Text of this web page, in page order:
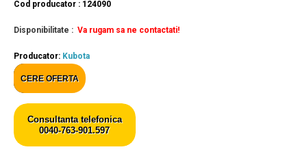
Cod producator : 124090
Disponibilitate : Va rugam sa ne contactati!
Producator: Kubota
CERE OFERTA
Consultanta telefonica
0040-763-901.597